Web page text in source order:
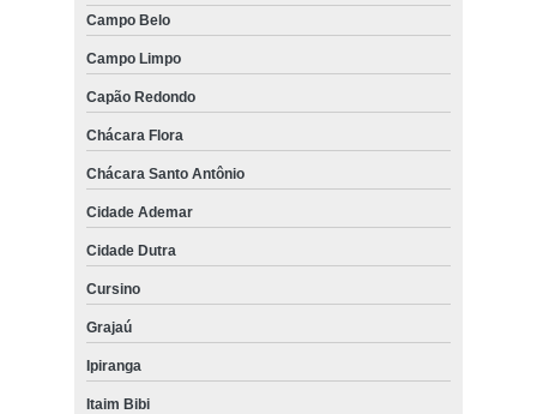
Campo Belo
Campo Limpo
Capão Redondo
Chácara Flora
Chácara Santo Antônio
Cidade Ademar
Cidade Dutra
Cursino
Grajaú
Ipiranga
Itaim Bibi